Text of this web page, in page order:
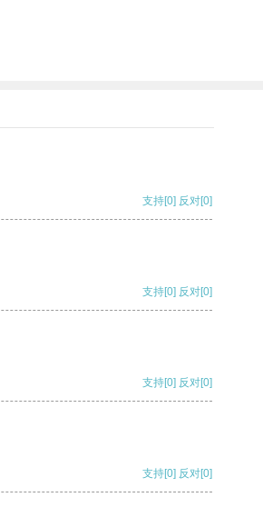
支持[0] 反对[0]
支持[0] 反对[0]
支持[0] 反对[0]
支持[0] 反对[0]